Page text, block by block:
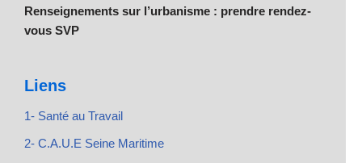
Renseignements sur l’urbanisme : prendre rendez-
vous SVP
Liens
1- Santé au Travail
2- C.A.U.E Seine Maritime